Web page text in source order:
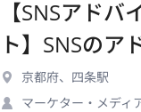
【SNSアド
ト】SNSのア
京都府、四条駅
マーケター・メディ